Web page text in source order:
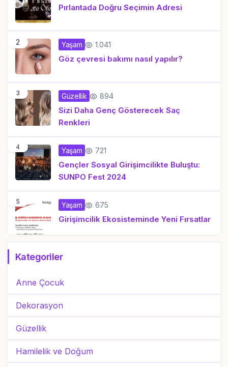
Pırlantada Doğru Seçimin Adresi
2 Yaşam 1.041
Göz çevresi bakımı nasıl yapılır?
3 Güzellik 894
Sizi Daha Genç Gösterecek Saç
Renkleri
4 Yaşam 721
Gençler Sosyal Girişimcilikte Buluştu:
SUNPO Fest 2024
5 Yaşam 675
Girişimcilik Ekosisteminde Yeni Fırsatlar
Kategoriler
Anne Çocuk
Dekorasyon
Güzellik
Hamilelik ve Doğum